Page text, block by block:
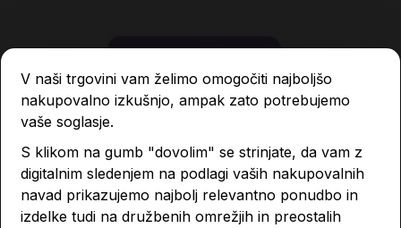
V naši trgovini vam želimo omogočiti najboljšo
nakupovalno izkušnjo, ampak zato potrebujemo
vaše soglasje.
S klikom na gumb "dovolim" se strinjate, da vam z
digitalnim sledenjem na podlagi vaših nakupovalnih
navad prikazujemo najbolj relevantno ponudbo in
izdelke tudi na družbenih omrežjih in preostalih